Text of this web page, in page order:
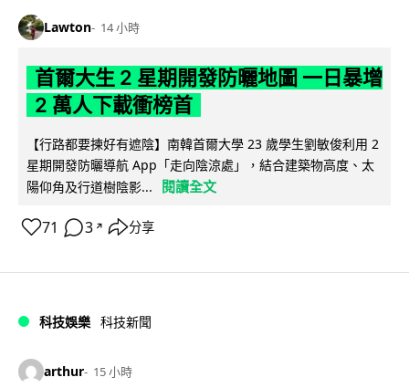
Lawton 14 小時
首爾大生 2 星期開發防曬地圖 一日暴增
2 萬人下載衝榜首
【行路都要揀好有遮陰】南韓首爾大學 23 歲學生劉敏俊利用 2
星期開發防曬導航 App「走向陰涼處」，結合建築物高度、太
陽仰角及行道樹陰影...
閱讀全文
71 3 ↗ 分享
科技娛樂 科技新聞
arthur 15 小時